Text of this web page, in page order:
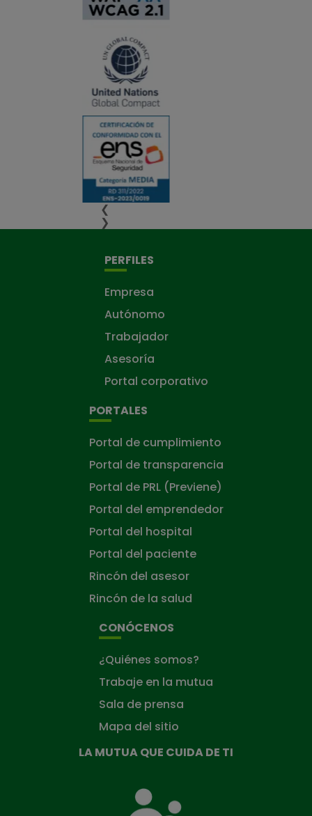
❮
❯
PERFILES
Empresa
Autónomo
Trabajador
Asesoría
Portal corporativo
PORTALES
Portal de cumplimiento
Portal de transparencia
Portal de PRL (Previene)
Portal del emprendedor
Portal del hospital
Portal del paciente
Rincón del asesor
Rincón de la salud
CONÓCENOS
¿Quiénes somos?
Trabaje en la mutua
Sala de prensa
Mapa del sitio
LA MUTUA QUE CUIDA DE TI
Mutua
que